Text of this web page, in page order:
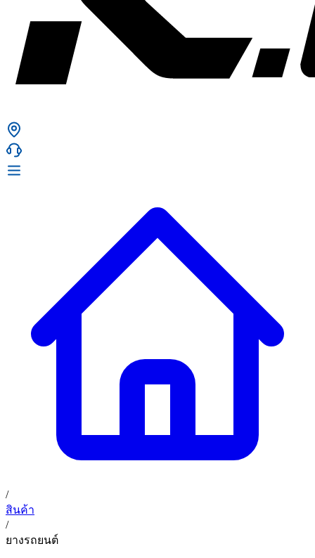
การรับประกันสินค้า
ข่าวสารและโปรโมชั่น
ติดต่อเรา
TH
02 393 3356
ก. เจริญยางยนต์ (บริษัท มิ้งค์ แอนด์ ซีน จำกัด) 2275 ถ.สุขุมวิท
(ระหว่างซอยสุขุมวิท 89/1 - 91) แขวงบางจาก เขตพระโขนง
กรุงเทพมหานคร 10260
ก. เจริญค็อกพิท
อุดมสุข 28 ถนนอุดมสุข แขวงบางนาเหนือ เขตบางนา
/
สินค้า
/
ยางรถยนต์